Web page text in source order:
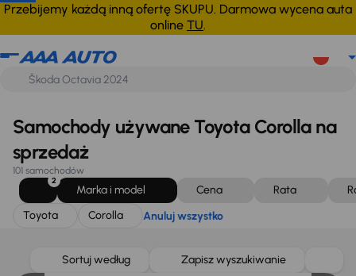
Przebijemy każdą inną ofertę SKUPU. Darmowa wycena auta
online TU.
Toyota Corolla Anuluj wszystko
Samochody używane Toyota Corolla na
sprzedaż
101 samochodów
2
Marka i model Cena Rata
Toyota
Corolla Anuluj wszystko
Sortuj według Zapisz wyszukiwanie
Możliwość odliczenia VAT